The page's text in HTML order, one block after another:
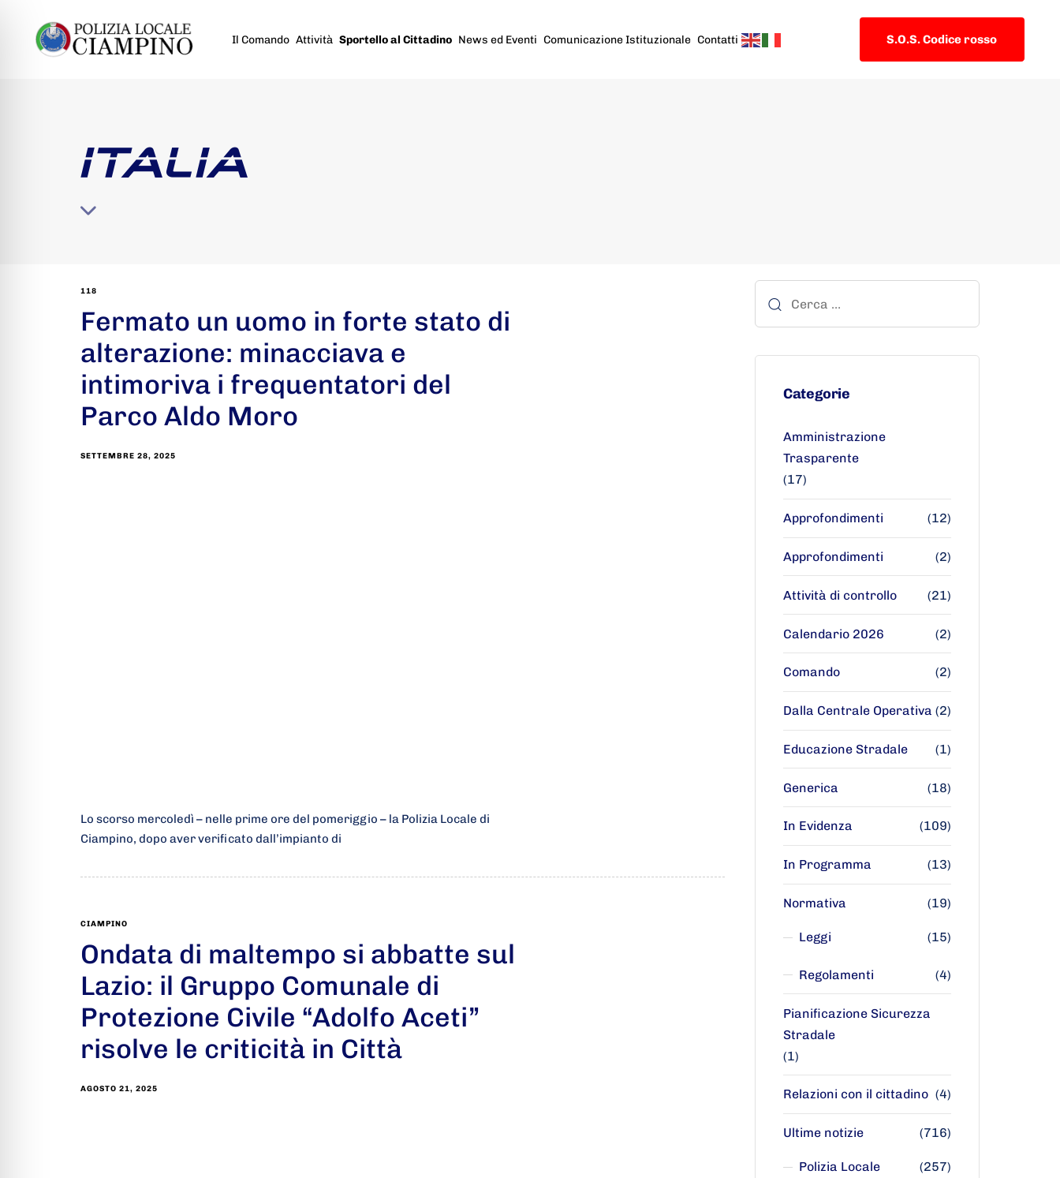
Il Comando Attività Sportello al Cittadino News ed Eventi Comunicazione Istituzionale Contatti S.O.S. Codice rosso
ITALIA
118
Fermato un uomo in forte stato di
alterazione: minacciava e
intimoriva i frequentatori del
Parco Aldo Moro
SETTEMBRE 28, 2025
Lo scorso mercoledì – nelle prime ore del pomeriggio – la Polizia Locale di
Ciampino, dopo aver verificato dall’impianto di
CIAMPINO
Ondata di maltempo si abbatte sul
Lazio: il Gruppo Comunale di
Protezione Civile “Adolfo Aceti”
risolve le criticità in Città
AGOSTO 21, 2025
Categorie
Amministrazione
Trasparente
(17)
Approfondimenti (12)
Approfondimenti (2)
Attività di controllo (21)
Calendario 2026 (2)
Comando (2)
Dalla Centrale Operativa (2)
Educazione Stradale (1)
Generica (18)
In Evidenza (109)
In Programma (13)
Normativa (19)
Leggi (15)
Regolamenti (4)
Pianificazione Sicurezza
Stradale
(1)
Relazioni con il cittadino (4)
Ultime notizie (716)
Polizia Locale (257)